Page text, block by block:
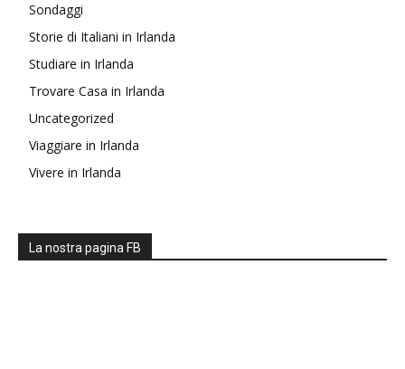
Sondaggi
Storie di Italiani in Irlanda
Studiare in Irlanda
Trovare Casa in Irlanda
Uncategorized
Viaggiare in Irlanda
Vivere in Irlanda
La nostra pagina FB